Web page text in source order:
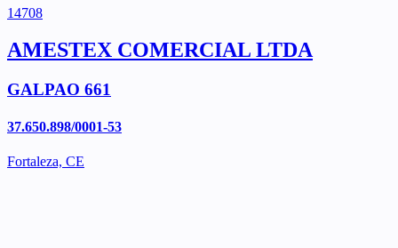
14708
AMESTEX COMERCIAL LTDA
GALPAO 661
37.650.898/0001-53
Fortaleza, CE